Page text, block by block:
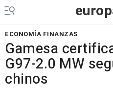
ECONOMÍA FINANZAS
Gamesa
G97-2.0 MW
chinos